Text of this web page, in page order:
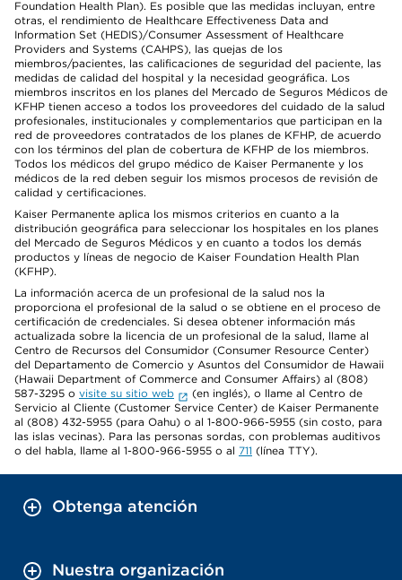
Foundation Health Plan). Es posible que las medidas incluyan, entre
otras, el rendimiento de Healthcare Effectiveness Data and
Information Set (HEDIS)/Consumer Assessment of Healthcare
Providers and Systems (CAHPS), las quejas de los
miembros/pacientes, las calificaciones de seguridad del paciente, las
medidas de calidad del hospital y la necesidad geográfica. Los
miembros inscritos en los planes del Mercado de Seguros Médicos de
KFHP tienen acceso a todos los proveedores del cuidado de la salud
profesionales, institucionales y complementarios que participan en la
red de proveedores contratados de los planes de KFHP, de acuerdo
con los términos del plan de cobertura de KFHP de los miembros.
Todos los médicos del grupo médico de Kaiser Permanente y los
médicos de la red deben seguir los mismos procesos de revisión de
calidad y certificaciones.
Kaiser Permanente aplica los mismos criterios en cuanto a la
distribución geográfica para seleccionar los hospitales en los planes
del Mercado de Seguros Médicos y en cuanto a todos los demás
productos y líneas de negocio de Kaiser Foundation Health Plan
(KFHP).
La información acerca de un profesional de la salud nos la
proporciona el profesional de la salud o se obtiene en el proceso de
certificación de credenciales. Si desea obtener información más
actualizada sobre la licencia de un profesional de la salud, llame al
Centro de Recursos del Consumidor (Consumer Resource Center)
del Departamento de Comercio y Asuntos del Consumidor de Hawaii
(Hawaii Department of Commerce and Consumer Affairs) al (808)
587-3295 o visite su sitio web
(en inglés), o llame al Centro de
Servicio al Cliente (Customer Service Center) de Kaiser Permanente
al (808) 432-5955 (para Oahu) o al 1-800-966-5955 (sin costo, para
las islas vecinas). Para las personas sordas, con problemas auditivos
o del habla, llame al 1-800-966-5955 o al 711 (línea TTY).
Obtenga atención
Nuestra organización